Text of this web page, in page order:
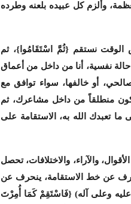
وألزم كل عبيده بلعنه وطرده
الوقت نستقم {ثُمَّ اسْتَقَامُوا}، ثم
حالة نفسية، أنا من داخل من أعماق
أو خالفها، سواء توافق مع
يكون منطلقاً من داخل مشاعرك، ثم
ما تعبدك الله به، الاستقامة على
والآراء، والاختلافات، تحصل
عن خط الاستقامة، ينحرف عن
عليه وعلى آله) {فَاسْتَقِمْ كَمَا أُمِرْتَ